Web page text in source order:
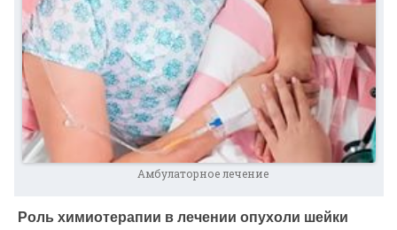
Амбулаторное лечение
Роль химиотерапии в лечении опухоли шейки